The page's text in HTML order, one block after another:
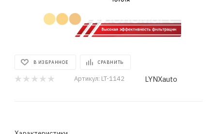
В ИЗБРАННОЕ СРАВНИТЬ
Артикул: LT-1142 LYNXauto